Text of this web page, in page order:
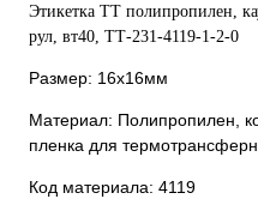
Этикетка ТТ полипропилен,
рул, вт40, TТ-231-4119-1-2-0
Размер: 16х16мм
Материал: Полипропилен,
пленка для
Код материала: 4119